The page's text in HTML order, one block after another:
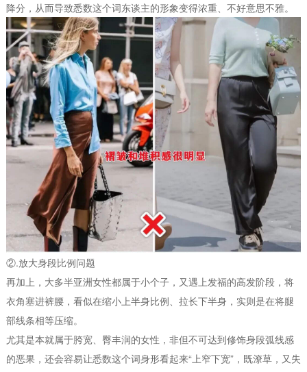
降分，从而导致悉数这个词东谈主的形象变得浓重、不好意思不雅。
②.放大身段比例问题
再加上，大多半亚洲女性都属于小个子，又遇上发福的高发阶段，将
衣角塞进裤腰，看似在缩小上半身比例、拉长下半身，实则是在将腿
部线条相等压缩。
尤其是本就属于胯宽、臀丰润的女性，非但不可达到修饰身段弧线感
的恶果，还会容易让悉数这个词身形看起来“上窄下宽”，既潦草，又失